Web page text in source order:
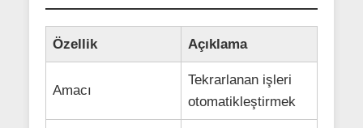
Özellik Açıklama
Amacı
Tekrarlanan işleri
otomatikleştirmek